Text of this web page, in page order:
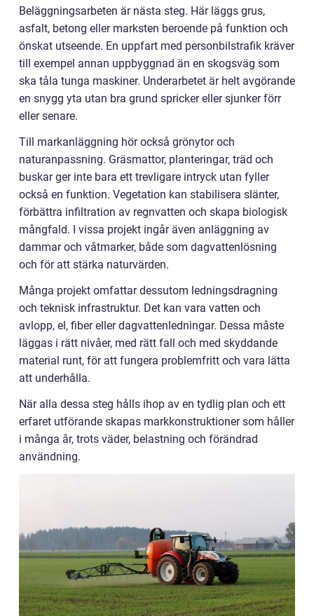
Beläggningsarbeten är nästa steg. Här läggs grus,
asfalt, betong eller marksten beroende på funktion och
önskat utseende. En uppfart med personbilstrafik kräver
till exempel annan uppbyggnad än en skogsväg som
ska tåla tunga maskiner. Underarbetet är helt avgörande
en snygg yta utan bra grund spricker eller sjunker förr
eller senare.
Till markanläggning hör också grönytor och
naturanpassning. Gräsmattor, planteringar, träd och
buskar ger inte bara ett trevligare intryck utan fyller
också en funktion. Vegetation kan stabilisera slänter,
förbättra infiltration av regnvatten och skapa biologisk
mångfald. I vissa projekt ingår även anläggning av
dammar och våtmarker, både som dagvattenlösning
och för att stärka naturvärden.
Många projekt omfattar dessutom ledningsdragning
och teknisk infrastruktur. Det kan vara vatten och
avlopp, el, fiber eller dagvattenledningar. Dessa måste
läggas i rätt nivåer, med rätt fall och med skyddande
material runt, för att fungera problemfritt och vara lätta
att underhålla.
När alla dessa steg hålls ihop av en tydlig plan och ett
erfaret utförande skapas markkonstruktioner som håller
i många år, trots väder, belastning och förändrad
användning.